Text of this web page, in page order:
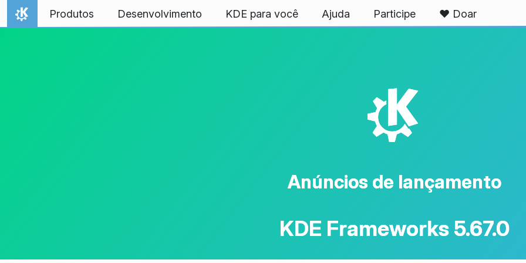
Ir para o conteúdo
Início
Produtos Desenvolvimento KDE para você Ajuda Participe ❤️ Doar
K
Anúncios de lançamento
KDE Frameworks 5.67.0